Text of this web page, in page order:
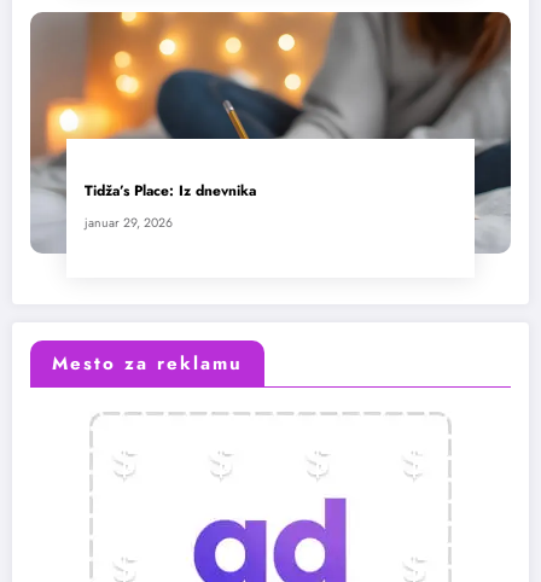
Tidža’s Place: Iz dnevnika
januar 29, 2026
Mesto za reklamu